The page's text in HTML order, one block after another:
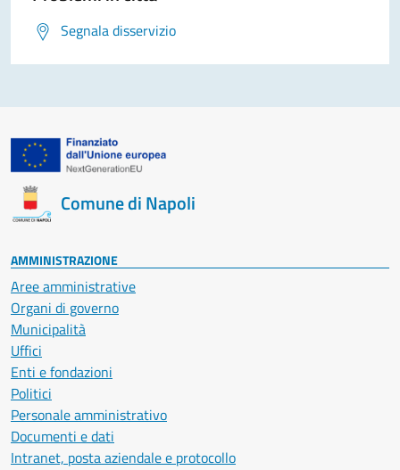
Segnala disservizio
Comune di Napoli
AMMINISTRAZIONE
Aree amministrative
Organi di governo
Municipalità
Uffici
Enti e fondazioni
Politici
Personale amministrativo
Documenti e dati
Intranet, posta aziendale e protocollo